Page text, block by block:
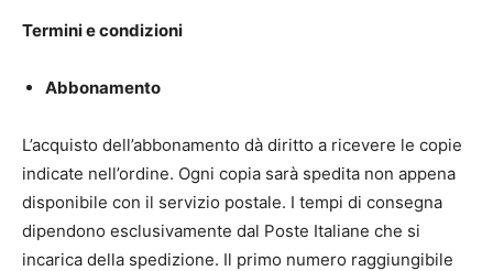
Termini e condizioni
Abbonamento
L’acquisto dell’abbonamento dà diritto a ricevere le copie
indicate nell’ordine. Ogni copia sarà spedita non appena
disponibile con il servizio postale. I tempi di consegna
dipendono esclusivamente dal Poste Italiane che si
incarica della spedizione. Il primo numero raggiungibile